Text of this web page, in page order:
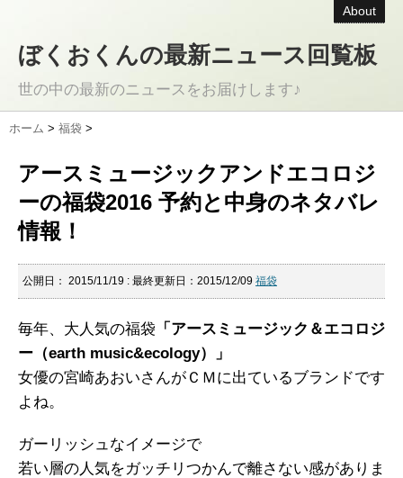
About
ぼくおくんの最新ニュース回覧板
世の中の最新のニュースをお届けします♪
ホーム > 福袋 >
アースミュージックアンドエコロジ
ーの福袋2016 予約と中身のネタバレ
情報！
公開日： 2015/11/19 : 最終更新日：2015/12/09 福袋
毎年、大人気の福袋 「アースミュージック＆エコロジ
ー（earth music&ecology）」
女優の宮崎あおいさんがＣＭに出ているブランドです
よね。
ガーリッシュなイメージで
若い層の人気をガッチリつかんで離さない感がありま